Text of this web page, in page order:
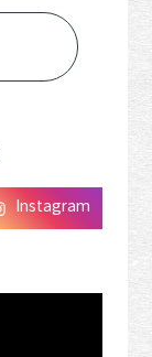
Instagram